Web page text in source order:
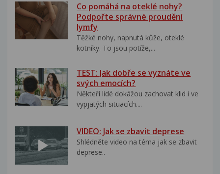
Co pomáhá na oteklé nohy?
Podpořte správné proudění
lymfy
Těžké nohy, napnutá kůže, oteklé
kotníky. To jsou potíže,...
TEST: Jak dobře se vyznáte ve
svých emocích?
Někteří lidé dokážou zachovat klid i ve
vypjatých situacích....
VIDEO: Jak se zbavit deprese
Shlédněte video na téma jak se zbavit
deprese..